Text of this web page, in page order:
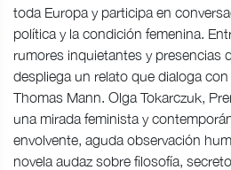
toda Europa y participa en
política y la condición femenina.
rumores inquietantes y presencias
despliega un relato que dialoga
Thomas Mann. Olga Tokarczuk,
una mirada feminista y
envolvente, aguda observación
novela audaz sobre filosofía,